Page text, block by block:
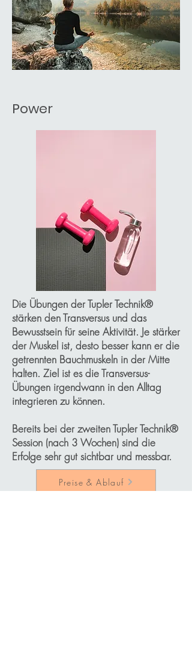
Power
Die Übungen der Tupler Technik®
stärken den Transversus und das
Bewusstsein für seine Aktivität. Je stärker
der Muskel ist, desto besser kann er die
getrennten Bauchmuskeln in der Mitte
halten. Ziel ist es die Transversus-
Übungen irgendwann in den Alltag
integrieren zu können.
Bereits bei der zweiten Tupler Technik®
Session (nach 3 Wochen) sind die
Erfolge sehr gut sichtbar und messbar.
Preise & Ablauf